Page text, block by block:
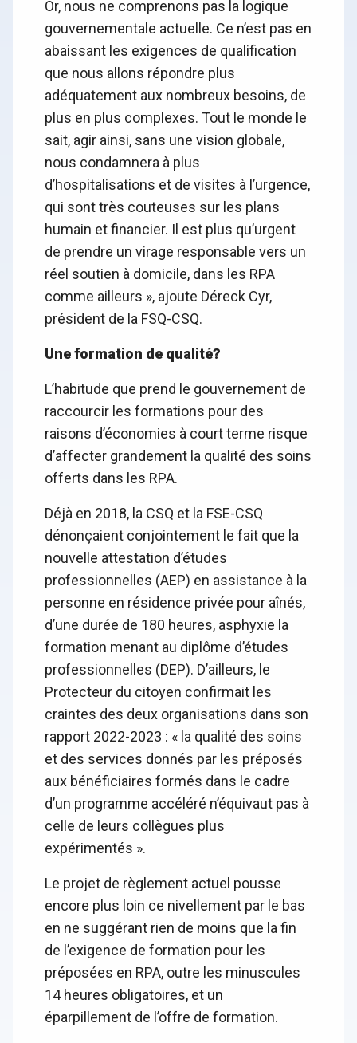
Or, nous ne comprenons pas la logique
gouvernementale actuelle. Ce n’est pas en
abaissant les exigences de qualification
que nous allons répondre plus
adéquatement aux nombreux besoins, de
plus en plus complexes. Tout le monde le
sait, agir ainsi, sans une vision globale,
nous condamnera à plus
d’hospitalisations et de visites à l’urgence,
qui sont très couteuses sur les plans
humain et financier. Il est plus qu’urgent
de prendre un virage responsable vers un
réel soutien à domicile, dans les RPA
comme ailleurs », ajoute Déreck Cyr,
président de la FSQ-CSQ.
Une formation de qualité?
L’habitude que prend le gouvernement de
raccourcir les formations pour des
raisons d’économies à court terme risque
d’affecter grandement la qualité des soins
offerts dans les RPA.
Déjà en 2018, la CSQ et la FSE-CSQ
dénonçaient conjointement le fait que la
nouvelle attestation d’études
professionnelles (AEP) en assistance à la
personne en résidence privée pour aînés,
d’une durée de 180 heures, asphyxie la
formation menant au diplôme d’études
professionnelles (DEP). D’ailleurs, le
Protecteur du citoyen confirmait les
craintes des deux organisations dans son
rapport 2022-2023 : « la qualité des soins
et des services donnés par les préposés
aux bénéficiaires formés dans le cadre
d’un programme accéléré n’équivaut pas à
celle de leurs collègues plus
expérimentés ».
Le projet de règlement actuel pousse
encore plus loin ce nivellement par le bas
en ne suggérant rien de moins que la fin
de l’exigence de formation pour les
préposées en RPA, outre les minuscules
14 heures obligatoires, et un
éparpillement de l’offre de formation.